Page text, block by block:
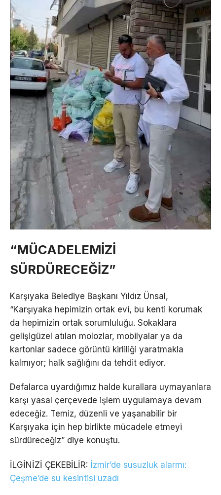
“MÜCADELEMİZİ
SÜRDÜRECEĞİZ”
Karşıyaka Belediye Başkanı Yıldız Ünsal,
“Karşıyaka hepimizin ortak evi, bu kenti korumak
da hepimizin ortak sorumluluğu. Sokaklara
gelişigüzel atılan molozlar, mobilyalar ya da
kartonlar sadece görüntü kirliliği yaratmakla
kalmıyor; halk sağlığını da tehdit ediyor.
Defalarca uyardığımız halde kurallara uymayanlara
karşı yasal çerçevede işlem uygulamaya devam
edeceğiz. Temiz, düzenli ve yaşanabilir bir
Karşıyaka için hep birlikte mücadele etmeyi
sürdüreceğiz” diye konuştu.
İLGİNİZİ ÇEKEBİLİR: İzmir’de susuzluk alarmı:
Çeşme’de su kesintisi uzadı